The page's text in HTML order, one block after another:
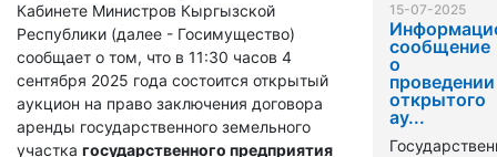
Кабинете Министров Кыргызской
Республики (далее - Госимущество)
сообщает о том, что в 11:30 часов 4
сентября 2025 года состоится открытый
аукцион на право заключения договора
аренды государственного земельного
участка государственного предприятия
15-07-2025
сообщение
о
проведении
открытого
ау...